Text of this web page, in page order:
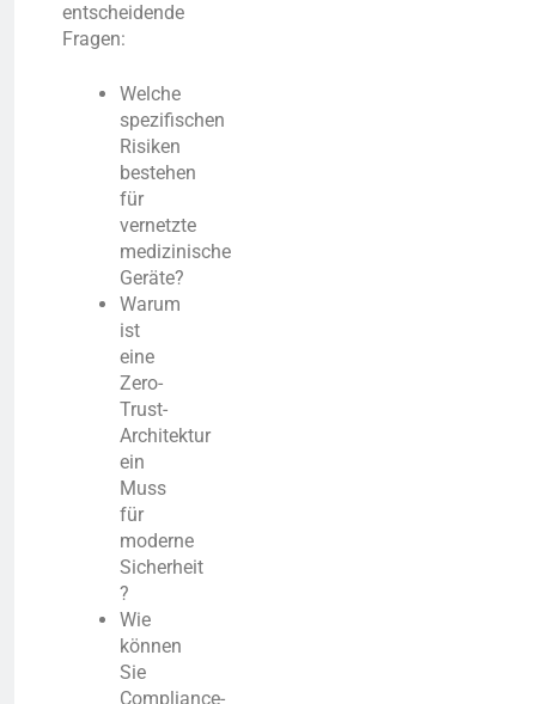
entscheidende
Fragen:
Welche
spezifischen
Risiken
bestehen
für
vernetzte
medizinische
Geräte?
Warum
ist
eine
Zero-
Trust-
Architektur
ein
Muss
für
moderne
Sicherheit
?
Wie
können
Sie
Compliance-